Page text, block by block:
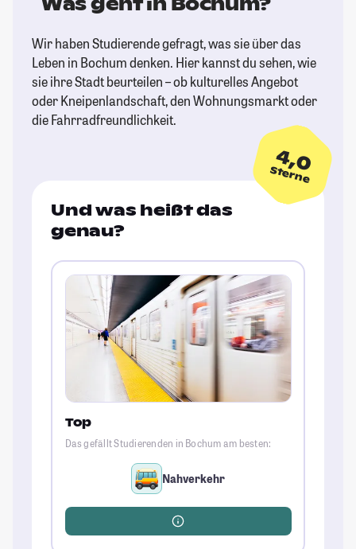
Wir haben Studierende gefragt, was sie über das
Leben in Bochum denken. Hier kannst du sehen, wie
sie ihre Stadt beurteilen – ob kulturelles Angebot
oder Kneipenlandschaft, den Wohnungsmarkt oder
die Fahrradfreundlichkeit.
4,0
Sterne
Und was heißt das
genau?
Top
Das gefällt Studierenden in Bochum am besten:
Nahverkehr